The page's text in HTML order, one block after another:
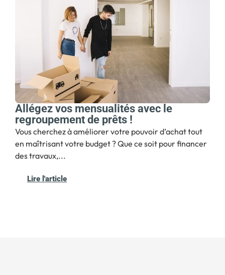
Allégez vos mensualités avec le
regroupement de prêts !
Vous cherchez à améliorer votre pouvoir d’achat tout
en maîtrisant votre budget ? Que ce soit pour financer
des travaux,...
Lire l'article